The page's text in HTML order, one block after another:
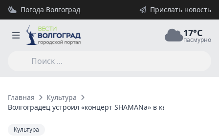
Погода Волгоград Прислать новость
17°C
пасмурно
Главная
Культура
Волгоградец устроил «концерт SHAMANа» в квартире,
Культура